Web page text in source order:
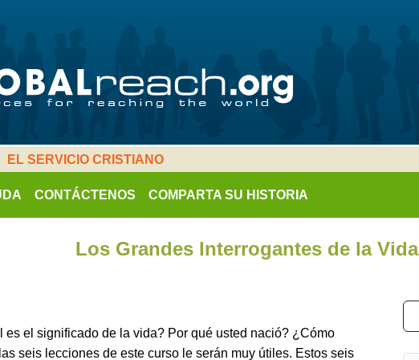
EL SERVICIO CRISTIANO
CONTÁCTENOS COMPARTA SU HISTORIA
Los Grandes Interrogantes de la Vida
es el significado de la vida? Por qué usted nació? ¿Cómo
seis lecciones de este curso le serán muy útiles. Estos seis